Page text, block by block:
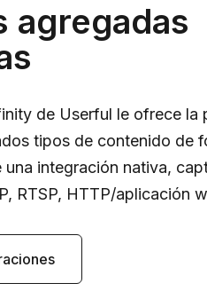
agregadas
de Userful le ofrece la
tipos de contenido de
una integración nativa,
RTSP, HTTP/aplicación